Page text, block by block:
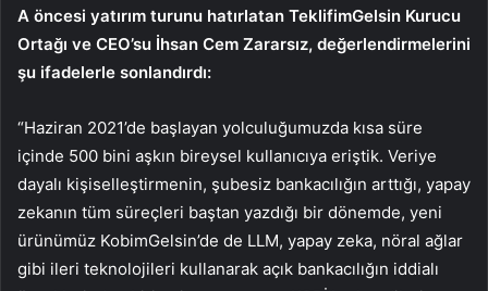
A öncesi yatırım turunu hatırlatan TeklifimGelsin Kurucu
Ortağı ve CEO’su İhsan Cem Zararsız, değerlendirmelerini
şu ifadelerle sonlandırdı:
“Haziran 2021’de başlayan yolculuğumuzda kısa süre
içinde 500 bini aşkın bireysel kullanıcıya eriştik. Veriye
dayalı kişiselleştirmenin, şubesiz bankacılığın arttığı, yapay
zekanın tüm süreçleri baştan yazdığı bir dönemde, yeni
ürünümüz KobimGelsin’de de LLM, yapay zeka, nöral ağlar
gibi ileri teknolojileri kullanarak açık bankacılığın iddialı